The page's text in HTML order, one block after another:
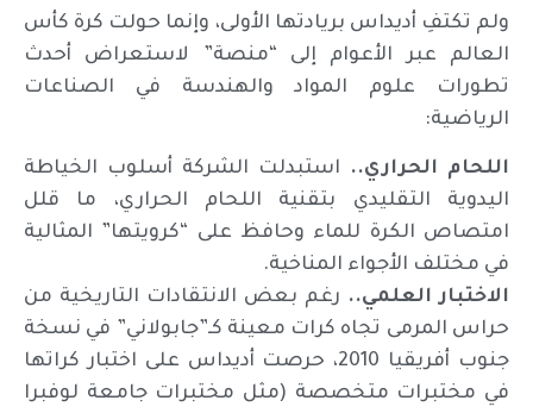
ولم تكتفِ أديداس بريادتها الأولى، وإنما حولت كرة كأس
العالم عبر الأعوام إلى “منصة” لاستعراض أحدث
تطورات علوم المواد والهندسة في الصناعات
الرياضية:
اللحام الحراري..
استبدلت الشركة أسلوب الخياطة
اليدوية التقليدي بتقنية اللحام الحراري، ما قلل
امتصاص الكرة للماء وحافظ على “كرويتها” المثالية
في مختلف الأجواء المناخية.
الاختبار العلمي.. رغم بعض الانتقادات التاريخية من
حراس المرمى تجاه كرات معينة كـ”جابولاني” في نسخة
جنوب أفريقيا 2010، حرصت أديداس على اختبار كراتها
في مختبرات متخصصة (مثل مختبرات جامعة لوفبرا